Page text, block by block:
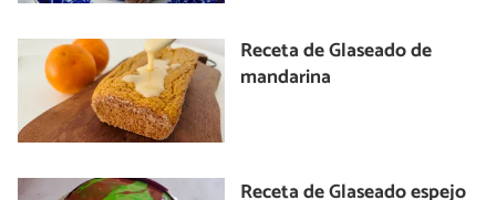
Receta de Glaseado de
mandarina
Receta de Glaseado espejo